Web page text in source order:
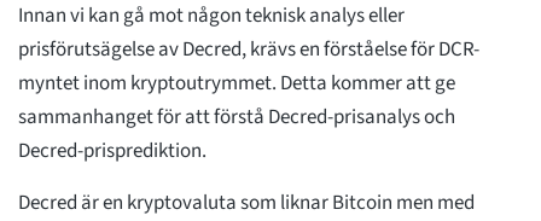
Innan vi kan gå mot någon teknisk analys eller
prisförutsägelse av Decred, krävs en förståelse för DCR-
myntet inom kryptoutrymmet. Detta kommer att ge
sammanhanget för att förstå Decred-prisanalys och
Decred-prisprediktion.
Decred är en kryptovaluta som liknar Bitcoin men med